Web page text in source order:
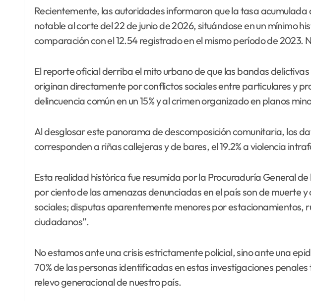
Recientemente, las autoridades informaron que la tasa
notable al corte del 22 de junio de 2026, situándose en un mínimo
comparación con el 12.54 registrado en el mismo período de
El reporte oficial derriba el mito urbano de que las bandas
originan directamente por conflictos sociales entre particulares y
delincuencia común en un 15% y al crimen organizado en planos
Al desglosar este panorama de descomposición comunitaria, los
corresponden a riñas callejeras y de bares, el 19.2% a violencia
Esta realidad histórica fue resumida por la Procuraduría General
por ciento de las amenazas denunciadas en el país son de muerte
sociales; disputas aparentemente menores por estacionamientos,
ciudadanos”.
No estamos ante una crisis estrictamente policial, sino ante una
70% de las personas identificadas en estas investigaciones
relevo generacional de nuestro país.